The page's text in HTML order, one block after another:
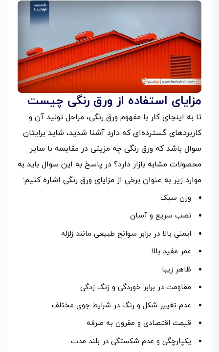
مزایای استفاده از ورق رنگی چیست
تا به اینجای کار با مفهوم ورق رنگی، مراحل تولید آن و
کاربردهای گسترده‌ای که دارد آشنا شدید، شاید برایتان
سوال باشد که ورق رنگی چه مزیتی در مقایسه با سایر
محصولات مشابه بازار دارد؟ در پاسخ به این سوال باید به
موارد زیر به عنوان برخی از مزایای ورق رنگی اشاره کنیم:
وزن سبک
نصب سریع و آسان
ایمنی بالا در برابر سوانح طبیعی مانند زلزله
عمر مفید بالا
ظاهر زیبا
مقاومت در برابر خوردگی و زنگ زدگی
عدم تغییر شکل و رنگ در شرایط جوی مختلف
قیمت اقتصادی و مقرون به صرفه
یکپارچگی و عدم شکستگی در بلند مدت